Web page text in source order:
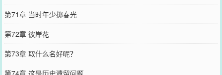
第71章 当时年少掷春光
第72章 彼岸花
第73章 取什么名好呢？
第74章 这是历史遗留问题